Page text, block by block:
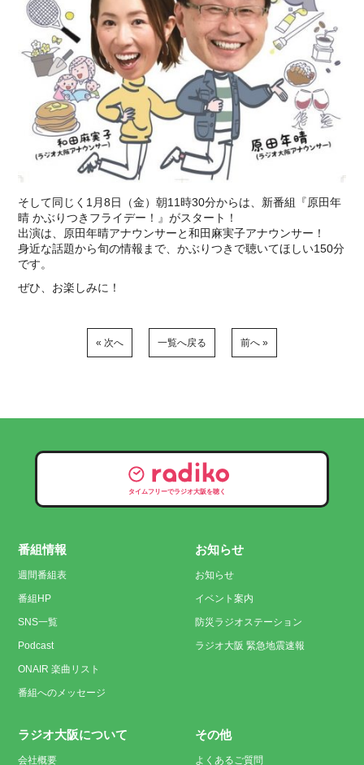
そして同じく1月8日（金）朝11時30分からは、新番組『原田年
晴 かぶりつきフライデー！』がスタート！
出演は、原田年晴アナウンサーと和田麻実子アナウンサー！
身近な話題から旬の情報まで、かぶりつきで聴いてほしい150分
です。
ぜひ、お楽しみに！
« 次へ 一覧へ戻る 前へ »
タイムフリーでラジオ大阪を聴く
番組情報
週間番組表
番組HP
SNS一覧
Podcast
ONAIR 楽曲リスト
番組へのメッセージ
お知らせ
お知らせ
イベント案内
防災ラジオステーション
ラジオ大阪 緊急地震速報
ラジオ大阪について
会社概要
その他
よくあるご質問